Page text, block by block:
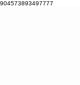
904573893497777